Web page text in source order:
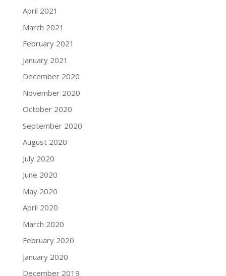
April 2021
March 2021
February 2021
January 2021
December 2020
November 2020
October 2020
September 2020
August 2020
July 2020
June 2020
May 2020
April 2020
March 2020
February 2020
January 2020
December 2019